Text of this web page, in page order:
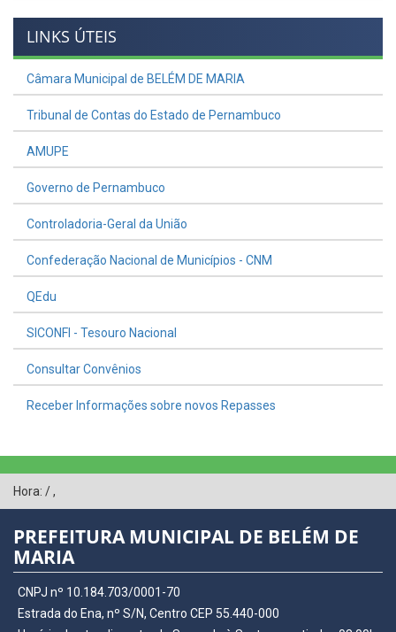
LINKS ÚTEIS
Câmara Municipal de BELÉM DE MARIA
Tribunal de Contas do Estado de Pernambuco
AMUPE
Governo de Pernambuco
Controladoria-Geral da União
Confederação Nacional de Municípios - CNM
QEdu
SICONFI - Tesouro Nacional
Consultar Convênios
Receber Informações sobre novos Repasses
Hora: /,
PREFEITURA MUNICIPAL DE BELÉM DE
MARIA
CNPJ nº 10.184.703/0001-70
Estrada do Ena, nº S/N, Centro CEP 55.440-000